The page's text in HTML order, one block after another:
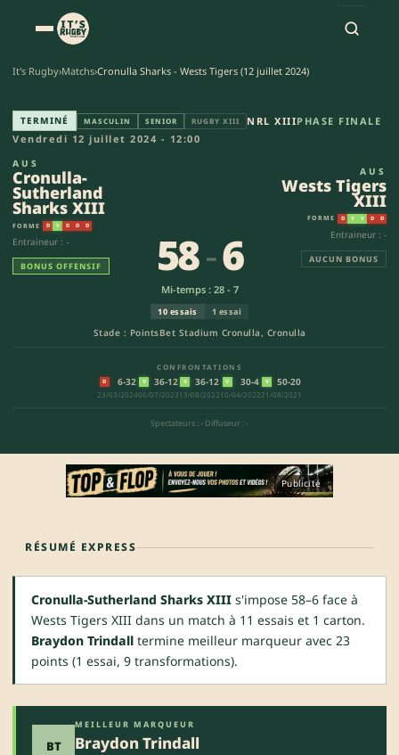
It's Rugby›Matchs›Cronulla Sharks - Wests Tigers (12 juillet 2024)
Cronulla-Sutherland Sharks
TERMINÉ MASCULIN SENIOR RUGBY XIII NRL XIIIPHASE FINALE
Vendredi 12 juillet 2024 - 12:00
AUS
Cronulla-
Sutherland
Sharks XIII
FORME D V D D D
Entraineur : -
BONUS OFFENSIF
Stade : PointsBet Stadium Cronulla, Cronulla
58-6
Mi-temps : 28 - 7
10 essais 1 essai
CONFRONTATIONS
D 6-32
23/03/2024
V 36-12
06/07/2023
V 36-12
13/08/2022
V 30-4
10/04/2022
V 50-20
21/08/2021
Spectateurs : - Diffuseur : -
AUS
Wests Tigers
XIII
FORME D V V D D
Entraineur : -
AUCUN BONUS
Publicité
RÉSUMÉ EXPRESS
Cronulla-Sutherland Sharks XIII s'impose 58–6 face à
Wests Tigers XIII dans un match à 11 essais et 1 carton.
Braydon Trindall termine meilleur marqueur avec 23
points (1 essai, 9 transformations).
BT
MEILLEUR MARQUEUR
Braydon Trindall